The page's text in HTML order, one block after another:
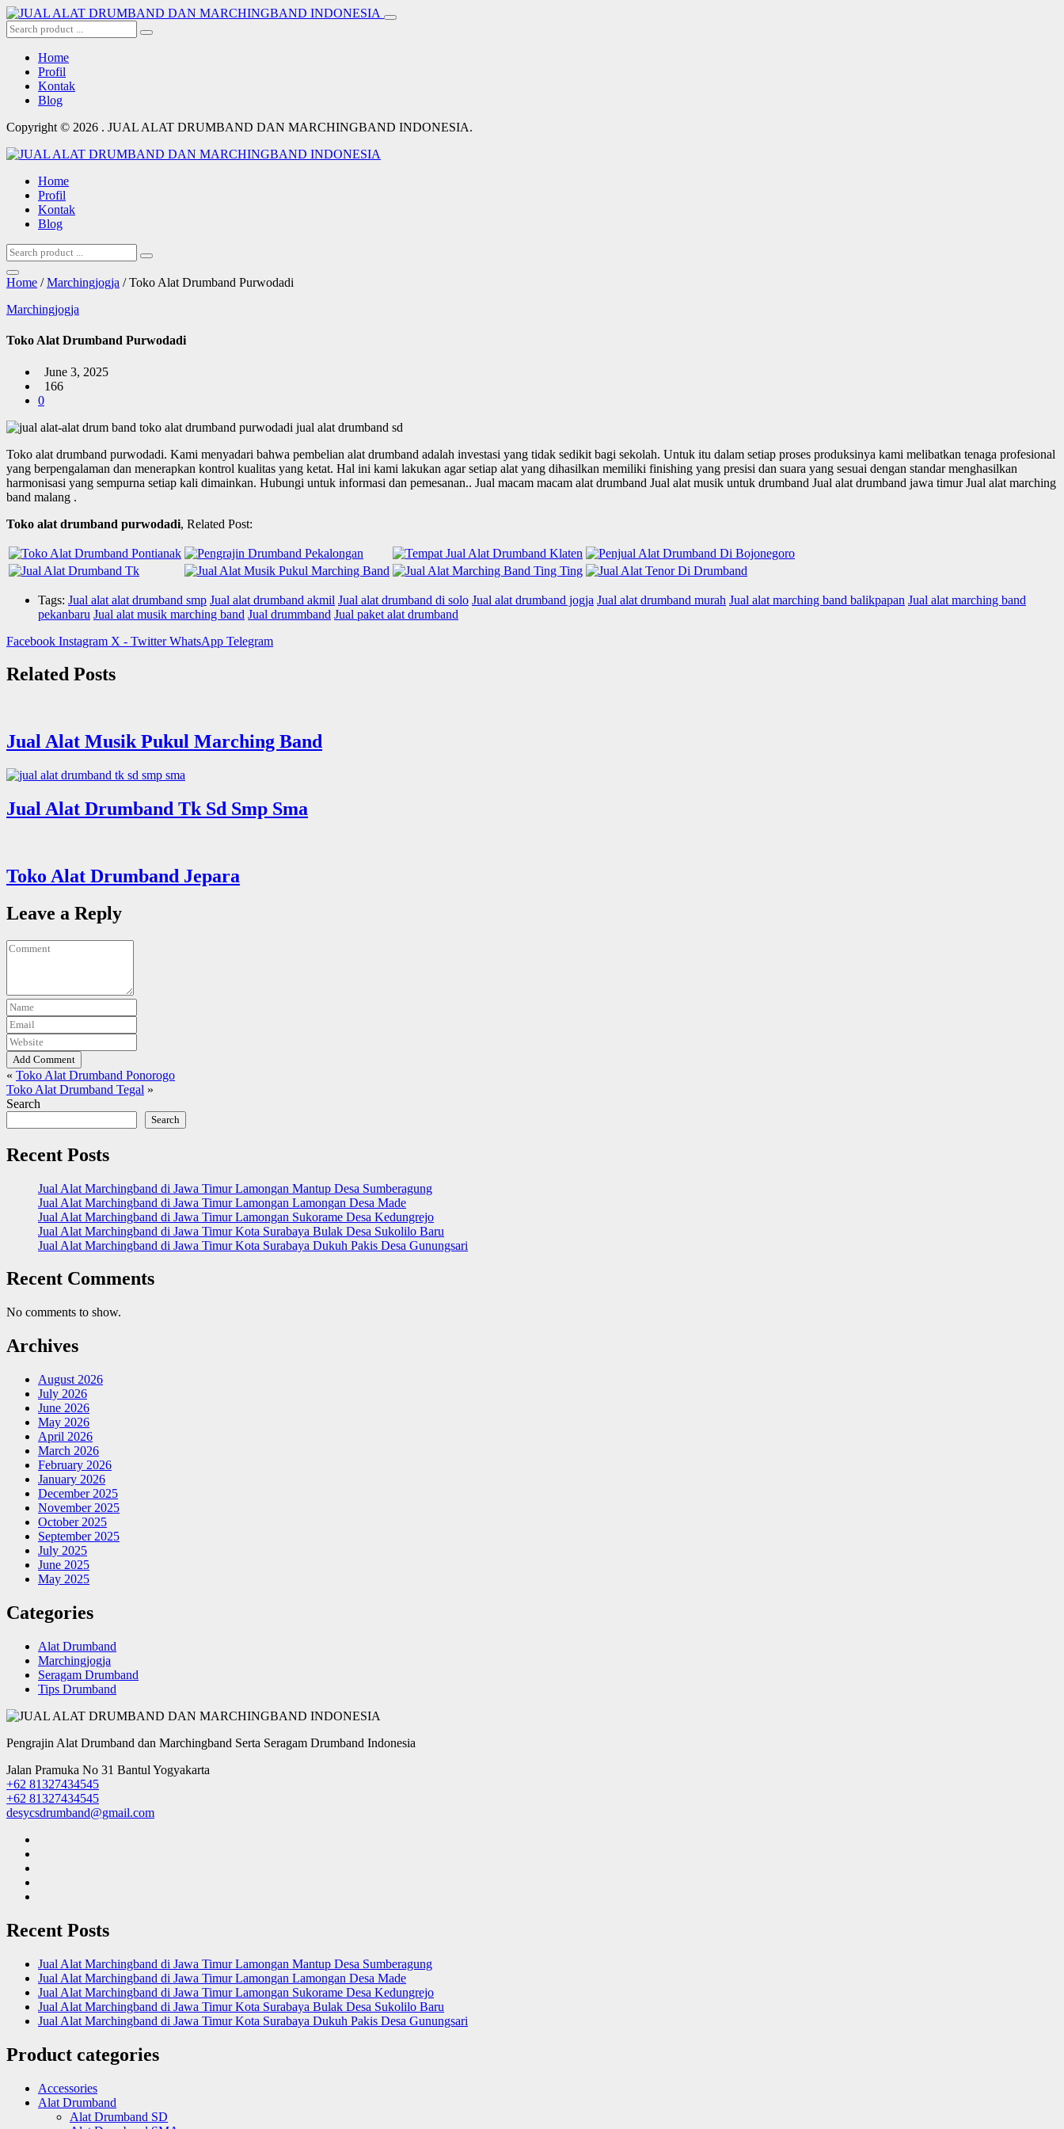
Home
Profil
Kontak
Blog
Copyright © 2026 . JUAL ALAT DRUMBAND DAN MARCHINGBAND INDONESIA.
Home
Profil
Kontak
Blog
Home /Marchingjogja / Toko Alat Drumband Purwodadi
Marchingjogja
Toko Alat Drumband Purwodadi
June 3, 2025
166
0
Toko alat drumband purwodadi. Kami menyadari bahwa pembelian alat drumband adalah investasi yang tidak sedikit bagi sekolah. Untuk itu dalam setiap proses produksinya kami melibatkan tenaga profesional
yang berpengalaman dan menerapkan kontrol kualitas yang ketat. Hal ini kami lakukan agar setiap alat yang dihasilkan memiliki finishing yang presisi dan suara yang sesuai dengan standar menghasilkan
harmonisasi yang sempurna setiap kali dimainkan. Hubungi untuk informasi dan pemesanan.. Jual macam macam alat drumband Jual alat musik untuk drumband Jual alat drumband jawa timur Jual alat marching
band malang .
Toko alat drumband purwodadi, Related Post:
Tags: Jual alat alat drumband smp Jual alat drumband akmil Jual alat drumband di solo Jual alat drumband jogja Jual alat drumband murah Jual alat marching band balikpapan Jual alat marching band
pekanbaru Jual alat musik marching band Jual drummband Jual paket alat drumband
Facebook Instagram X - Twitter WhatsApp Telegram
Related Posts
Jual Alat Musik Pukul Marching Band
Jual Alat Drumband Tk Sd Smp Sma
Toko Alat Drumband Jepara
Leave a Reply
Add Comment
« Toko Alat Drumband Ponorogo
Toko Alat Drumband Tegal »
Search
Search
Recent Posts
Jual Alat Marchingband di Jawa Timur Lamongan Mantup Desa Sumberagung
Jual Alat Marchingband di Jawa Timur Lamongan Lamongan Desa Made
Jual Alat Marchingband di Jawa Timur Lamongan Sukorame Desa Kedungrejo
Jual Alat Marchingband di Jawa Timur Kota Surabaya Bulak Desa Sukolilo Baru
Jual Alat Marchingband di Jawa Timur Kota Surabaya Dukuh Pakis Desa Gunungsari
Recent Comments
No comments to show.
Archives
August 2026
July 2026
June 2026
May 2026
April 2026
March 2026
February 2026
January 2026
December 2025
November 2025
October 2025
September 2025
July 2025
June 2025
May 2025
Categories
Alat Drumband
Marchingjogja
Seragam Drumband
Tips Drumband
Pengrajin Alat Drumband dan Marchingband Serta Seragam Drumband Indonesia
Jalan Pramuka No 31 Bantul Yogyakarta
+62 81327434545
+62 81327434545
desycsdrumband@gmail.com
Recent Posts
Jual Alat Marchingband di Jawa Timur Lamongan Mantup Desa Sumberagung
Jual Alat Marchingband di Jawa Timur Lamongan Lamongan Desa Made
Jual Alat Marchingband di Jawa Timur Lamongan Sukorame Desa Kedungrejo
Jual Alat Marchingband di Jawa Timur Kota Surabaya Bulak Desa Sukolilo Baru
Jual Alat Marchingband di Jawa Timur Kota Surabaya Dukuh Pakis Desa Gunungsari
Product categories
Accessories
Alat Drumband
Alat Drumband SD